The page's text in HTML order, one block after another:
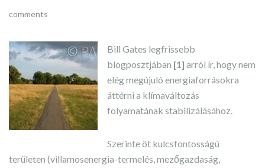
comments
Bill Gates legfrissebb
blogposztjában [1] arról ír, hogy nem
elég megújuló energiaforrásokra
áttérni a klímaváltozás
folyamatának stabilizálásához.
Szerinte öt kulcsfontosságú
területen (villamosenergia-termelés, mezőgazdaság,